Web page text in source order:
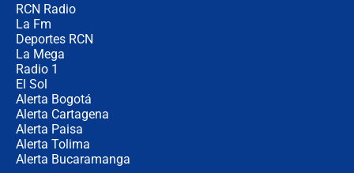
RCN Radio
La Fm
Deportes RCN
La Mega
Radio 1
El Sol
Alerta Bogotá
Alerta Cartagena
Alerta Paisa
Alerta Tolima
Alerta Bucaramanga